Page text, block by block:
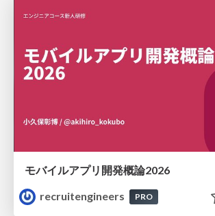
モバイルアプリ開発概論2026
recruitengineers
PRO